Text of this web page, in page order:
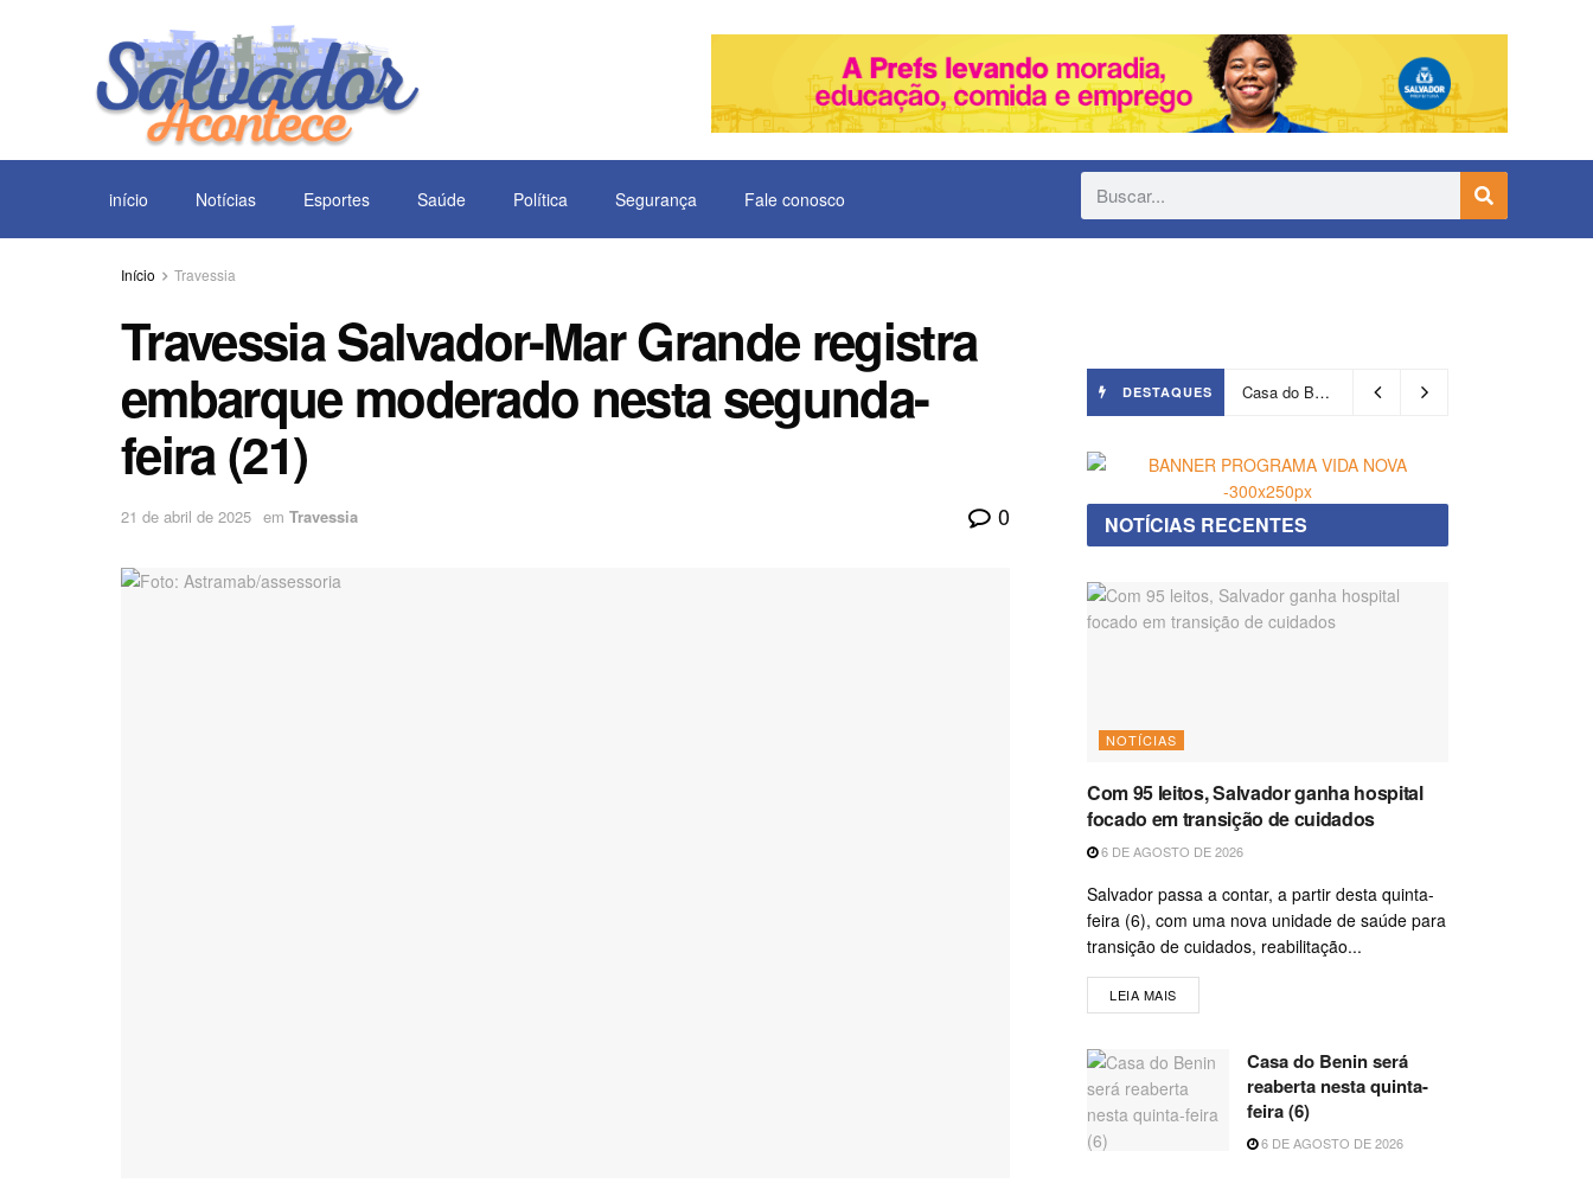
início Notícias Esportes Saúde Política Segurança Fale conosco
Início Travessia
Travessia Salvador-Mar Grande registra
embarque moderado nesta segunda-
feira (21)
21 de abril de 2025 em Travessia 0
DESTAQUES Casa do Benin será reaberta nesta quinta-feira (6)
NOTÍCIAS RECENTES
NOTÍCIAS
Com 95 leitos, Salvador ganha hospital
focado em transição de cuidados
6 DE AGOSTO DE 2026
Salvador passa a contar, a partir desta quinta-
feira (6), com uma nova unidade de saúde para
transição de cuidados, reabilitação...
LEIA MAIS
Casa do Benin será
reaberta nesta quinta-
feira (6)
6 DE AGOSTO DE 2026